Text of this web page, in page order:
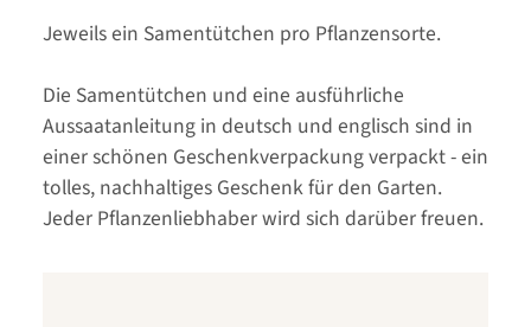
Jeweils ein Samentütchen pro Pflanzensorte.
Die Samentütchen und eine ausführliche
Aussaatanleitung in deutsch und englisch sind in
einer schönen Geschenkverpackung verpackt - ein
tolles, nachhaltiges Geschenk für den Garten.
Jeder Pflanzenliebhaber wird sich darüber freuen.